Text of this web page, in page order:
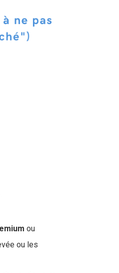
ou
ou les